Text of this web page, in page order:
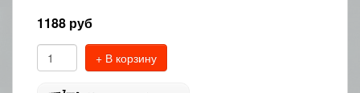
1188 руб
+ В корзину